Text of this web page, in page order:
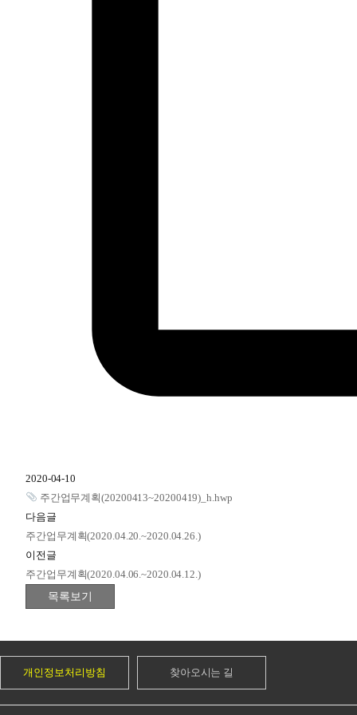
2020-04-10
주간업무계획(20200413~20200419)_h.hwp
다음글
주간업무계획(2020.04.20.~2020.04.26.)
이전글
주간업무계획(2020.04.06.~2020.04.12.)
개인정보처리방침 찾아오시는 길